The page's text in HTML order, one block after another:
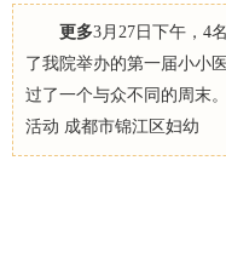
更多3月27日下午，4
了我院举办的第一届小小
过了一个与众不同的周末
活动 成都市锦江区妇幼